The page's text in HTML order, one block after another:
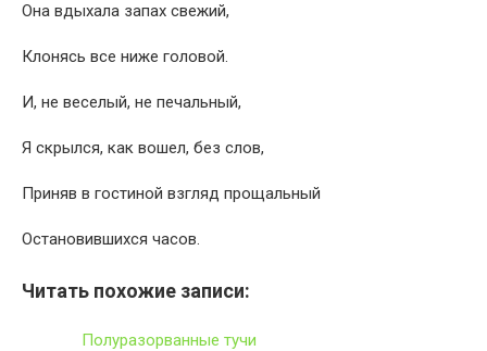
Она вдыхала запах свежий,
Клонясь все ниже головой.
И, не веселый, не печальный,
Я скрылся, как вошел, без слов,
Приняв в гостиной взгляд прощальный
Остановившихся часов.
Читать похожие записи:
Полуразорванные тучи